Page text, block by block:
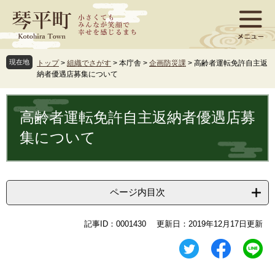
ジ
先
頭
す
ュ
を
飛
し
現在地 トップ > 組織でさがす > 本庁舎 > 企画防災課 > 高齢者運転免許自主返
納者優遇店募集について
文 高齢者運転免許自主返納者優遇店募
集について
ページ内目次
記事ID：0001430 更新日：2019年12月17日更新